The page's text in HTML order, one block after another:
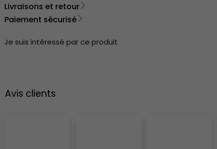
Livraisons et retour
Paiement sécurisé
Je suis intéressé par ce produit
Avis clients